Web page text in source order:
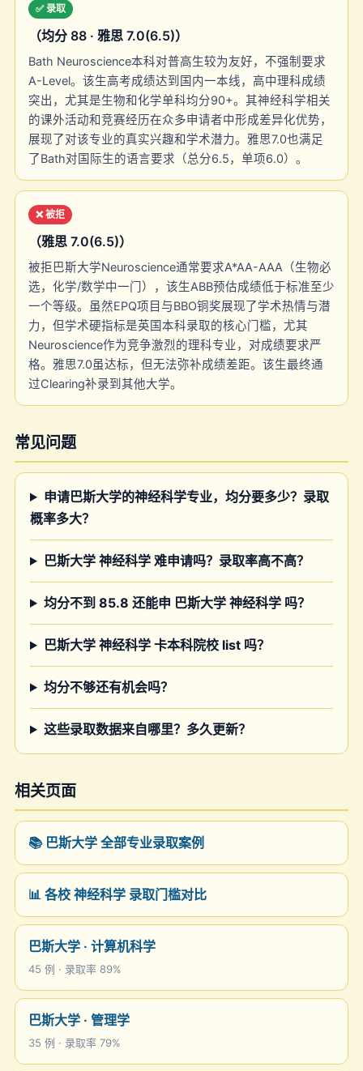
✅ 录取
（均分 88 · 雅思 7.0(6.5)）
Bath Neuroscience本科对普高生较为友好，不强制要求
A-Level。该生高考成绩达到国内一本线，高中理科成绩
突出，尤其是生物和化学单科均分90+。其神经科学相关
的课外活动和竞赛经历在众多申请者中形成差异化优势，
展现了对该专业的真实兴趣和学术潜力。雅思7.0也满足
了Bath对国际生的语言要求（总分6.5，单项6.0）。
❌ 被拒
（雅思 7.0(6.5)）
被拒巴斯大学Neuroscience通常要求A*AA-AAA（生物必
选，化学/数学中一门），该生ABB预估成绩低于标准至少
一个等级。虽然EPQ项目与BBO铜奖展现了学术热情与潜
力，但学术硬指标是英国本科录取的核心门槛，尤其
Neuroscience作为竞争激烈的理科专业，对成绩要求严
格。雅思7.0虽达标，但无法弥补成绩差距。该生最终通
过Clearing补录到其他大学。
常见问题
申请巴斯大学的神经科学专业，均分要多少？录取
概率多大？
巴斯大学 神经科学 难申请吗？录取率高不高？
均分不到 85.8 还能申 巴斯大学 神经科学 吗？
巴斯大学 神经科学 卡本科院校 list 吗？
均分不够还有机会吗？
这些录取数据来自哪里？多久更新？
相关页面
📚 巴斯大学 全部专业录取案例
📊 各校 神经科学 录取门槛对比
巴斯大学 · 计算机科学
45 例 · 录取率 89%
巴斯大学 · 管理学
35 例 · 录取率 79%